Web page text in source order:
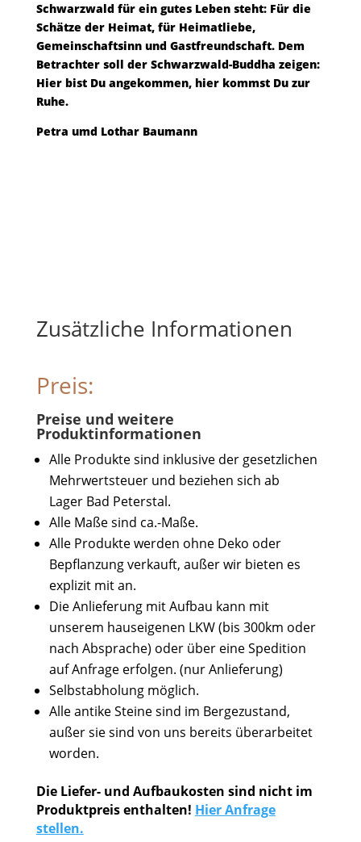
Schwarzwald für ein gutes Leben steht: Für die
Schätze der Heimat, für Heimatliebe,
Gemeinschaftsinn und Gastfreundschaft. Dem
Betrachter soll der Schwarzwald-Buddha zeigen:
Hier bist Du angekommen, hier kommst Du zur
Ruhe.
Petra umd Lothar Baumann
Zusätzliche Informationen
Preis:
Preise und weitere
Produktinformationen
Alle Produkte sind inklusive der gesetzlichen
Mehrwertsteuer und beziehen sich ab
Lager Bad Peterstal.
Alle Maße sind ca.-Maße.
Alle Produkte werden ohne Deko oder
Bepflanzung verkauft, außer wir bieten es
explizit mit an.
Die Anlieferung mit Aufbau kann mit
unserem hauseigenen LKW (bis 300km oder
nach Absprache) oder über eine Spedition
auf Anfrage erfolgen. (nur Anlieferung)
Selbstabholung möglich.
Alle antike Steine sind im Bergezustand,
außer sie sind von uns bereits überarbeitet
worden.
Die Liefer- und Aufbaukosten sind nicht im
Produktpreis enthalten! Hier Anfrage
stellen.